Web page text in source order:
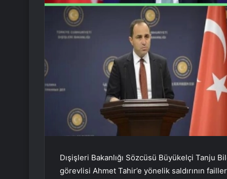
Dışişleri Bakanlığı Sözcüsü Büyükelçi Tanju
görevlisi Ahmet Tahir’e yönelik saldırının